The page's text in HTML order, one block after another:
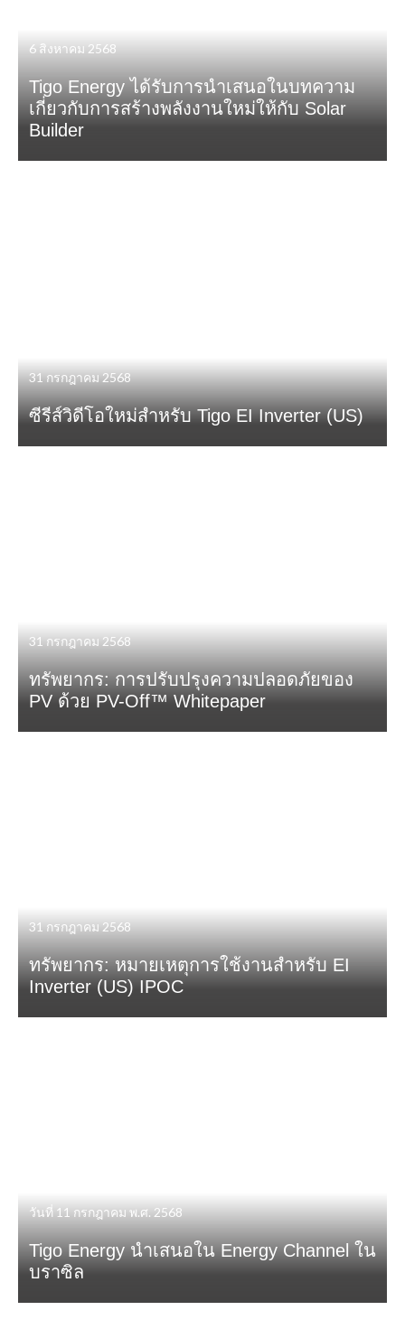
6 สิงหาคม 2568
Tigo Energy ได้รับการนำเสนอในบทความ
เกี่ยวกับการสร้างพลังงานใหม่ให้กับ Solar
Builder
31 กรกฎาคม 2568
ซีรีส์วิดีโอใหม่สำหรับ Tigo EI Inverter (US)
31 กรกฎาคม 2568
ทรัพยากร: การปรับปรุงความปลอดภัยของ
PV ด้วย PV-Off™ Whitepaper
31 กรกฎาคม 2568
ทรัพยากร: หมายเหตุการใช้งานสำหรับ EI
Inverter (US) IPOC
วันที่ 11 กรกฎาคม พ.ศ. 2568
Tigo Energy นำเสนอใน Energy Channel ใน
บราซิล